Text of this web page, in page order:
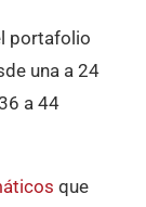
portafolio
una a 24
a 44
que